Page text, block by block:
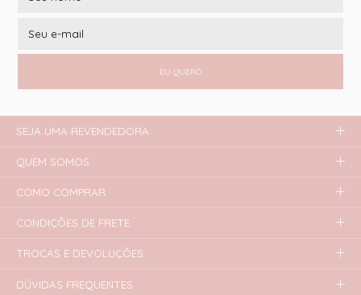
EU QUERO
SEJA UMA REVENDEDORA
QUEM SOMOS
COMO COMPRAR
CONDIÇÕES DE FRETE
TROCAS E DEVOLUÇÕES
DÚVIDAS FREQUENTES